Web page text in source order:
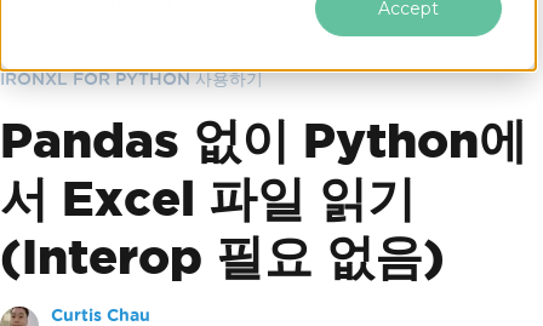
Accept
Pandas 없이 Python에서 Excel 파일 읽기
IRONXL FOR PYTHON 사용하기
Pandas 없이 Python에
서 Excel 파일 읽기
(Interop 필요 없음)
Curtis Chau